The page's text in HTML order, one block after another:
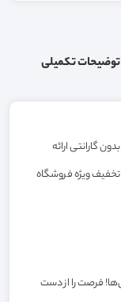
توضیحات تکمیلی
که بدون گارانتی ارائه
ویژه فروشگاه
فرصت را از دست